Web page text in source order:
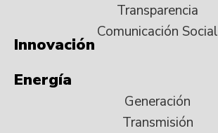
Transparencia
Comunicación Social
Innovación
Energía
Generación
Transmisión